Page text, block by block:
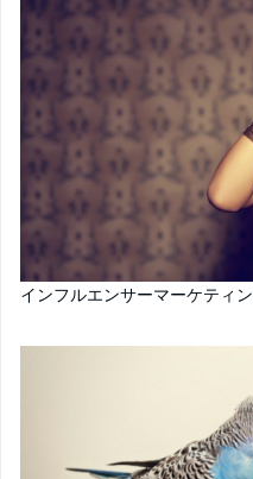
インフルエンサーマーケティ